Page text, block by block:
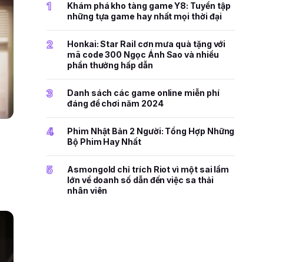
1
Khám phá kho tàng game Y8: Tuyển tập
những tựa game hay nhất mọi thời đại
2
Honkai: Star Rail cơn mưa quà tặng với
mã code 300 Ngọc Ánh Sao và nhiều
phần thưởng hấp dẫn
3
Danh sách các game online miễn phí
đáng để chơi năm 2024
4
Phim Nhật Bản 2 Người: Tổng Hợp Những
Bộ Phim Hay Nhất
5
Asmongold chỉ trích Riot vì một sai lầm
lớn về doanh số dẫn đến việc sa thải
nhân viên